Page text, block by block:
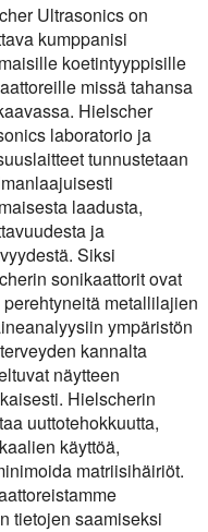
Ultrasonics on
kumppanisi
koetintyyppisille
missä tahansa
Hielscher
laboratorio ja
tunnustetaan
laadusta,
ja
Siksi
sonikaattorit ovat
perehtyneitä metallilajien
ympäristön
kannalta
näytteen
Hielscherin
uuttotehokkuutta,
käyttöä,
matriisihäiriöt.
tietojen saamiseksi